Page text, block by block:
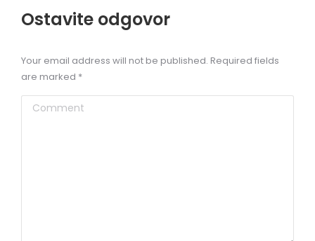
Ostavite odgovor
Your email address will not be published. Required fields
are marked *
Comment